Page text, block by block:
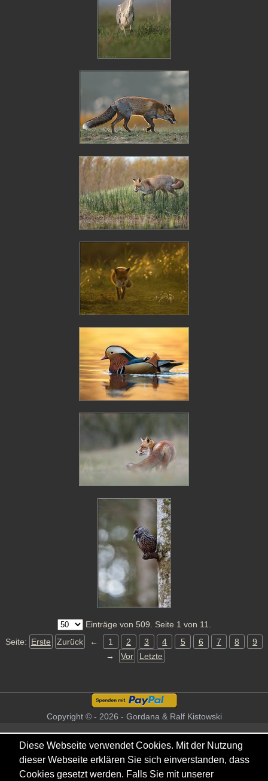
Einträge von 509. Seite 1 von 11.
Seite: Erste Zurück ← 1 2 3 4 5 6 7 8
9
→
Vor Letzte
Copyright © - 2026 - Gordana & Ralf Kistowski
Diese Webseite verwendet Cookies. Mit der Nutzung
dieser Webseite erklären Sie sich einverstanden, dass
Cookies gesetzt werden. Falls Sie mit unserer